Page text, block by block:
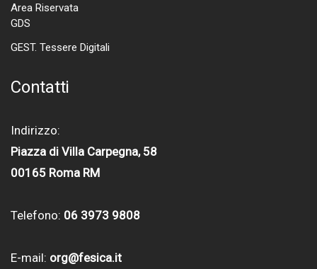
Area Riservata
GDS
GEST. Tessere Digitali
Contatti
Indirizzo:
Piazza di Villa Carpegna, 58
00165 Roma RM
Telefono: 06 3973 9808
E-mail: org@fesica.it